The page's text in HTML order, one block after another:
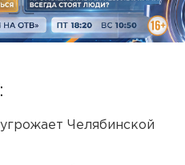
Челябинской